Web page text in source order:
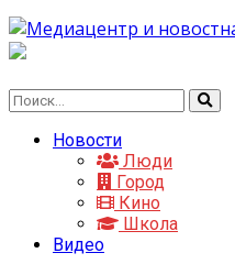
Новости
Люди
Город
Кино
Школа
Видео